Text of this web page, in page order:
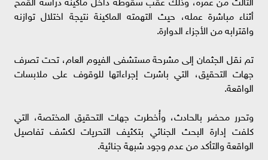
أثناء مباشرة عمله، حيث التهمته الماكينة نتيجة اختلال توازنه
واقترابه من الأجزاء الدوارة.
تم نقل الجثمان إلى مشرحة مستشفى الفيوم العام، تحت تصرف
جهات التحقيق، التي باشرت إجراءاتها للوقوف على ملابسات
الواقعة.
وتحرر محضر بالحادث، وأُخطرت جهات التحقيق المختصة، التي
كلفت إدارة البحث الجنائي بتكثيف التحريات لكشف تفاصيل
الواقعة والتأكد من عدم وجود شبهة جنائية.